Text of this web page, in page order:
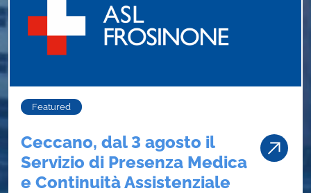
Featured
Ceccano, dal 3 agosto il
Servizio di Presenza Medica
e Continuità Assistenziale